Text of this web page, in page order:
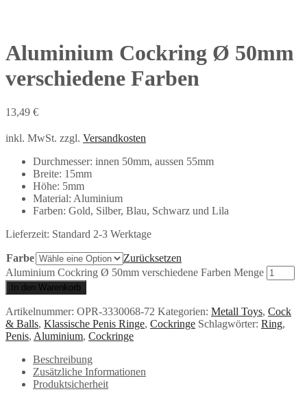
Aluminium Cockring Ø 50mm
verschiedene Farben
13,49 €
inkl. MwSt. zzgl. Versandkosten
Durchmesser: innen 50mm, aussen 55mm
Breite: 15mm
Höhe: 5mm
Material: Aluminium
Farben: Gold, Silber, Blau, Schwarz und Lila
Lieferzeit: Standard 2-3 Werktage
Farbe
Zurücksetzen
Aluminium Cockring Ø 50mm verschiedene Farben Menge
In den Warenkorb
Artikelnummer: OPR-3330068-72 Kategorien: Metall Toys, Cock
& Balls, Klassische Penis Ringe, Cockringe Schlagwörter: Ring,
Penis, Aluminium, Cockringe
Beschreibung
Zusätzliche Informationen
Produktsicherheit